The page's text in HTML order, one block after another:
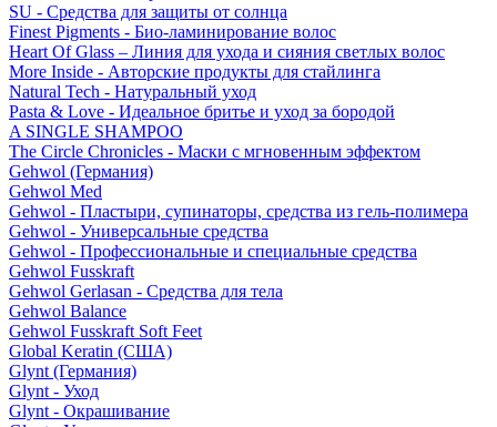
SU - Средства для защиты от солнца
Finest Pigments - Био-ламинирование волос
Heart Of Glass – Линия для ухода и сияния светлых волос
More Inside - Авторские продукты для стайлинга
Natural Tech - Натуральный уход
Pasta & Love - Идеальное бритье и уход за бородой
A SINGLE SHAMPOO
The Circle Chronicles - Маски с мгновенным эффектом
Gehwol (Германия)
Gehwol Med
Gehwol - Пластыри, супинаторы, средства из гель-полимера
Gehwol - Универсальные средства
Gehwol - Профессиональные и специальные средства
Gehwol Fusskraft
Gehwol Gerlasan - Средства для тела
Gehwol Balance
Gehwol Fusskraft Soft Feet
Global Keratin (США)
Glynt (Германия)
Glynt - Уход
Glynt - Окрашивание